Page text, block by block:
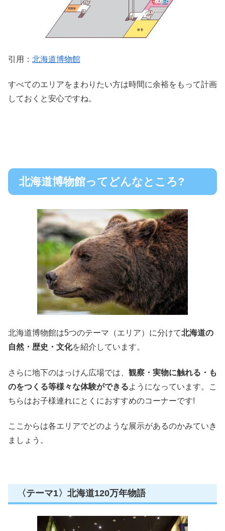
引用： 北海道博物館
すべてのエリアをまわりたい方は時間に余裕をもって計画
しておくと安心ですね。
北海道博物館ってどんなところ?
北海道博物館は5つのテーマ（エリア）に分けて北海道の
自然・歴史・文化を紹介しています。
さらに地下のはっけん広場では、 観察・実物に触れる・も
のをつくる等様々な体験ができるようになっています。こ
ちらはお子様連れにとくにおすすめのコーナーです!
ここからは各エリアでどのような展示があるのかみていき
ましょう。
〈テーマ1〉北海道120万年物語